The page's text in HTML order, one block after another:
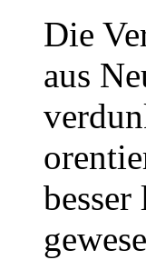
Die
aus